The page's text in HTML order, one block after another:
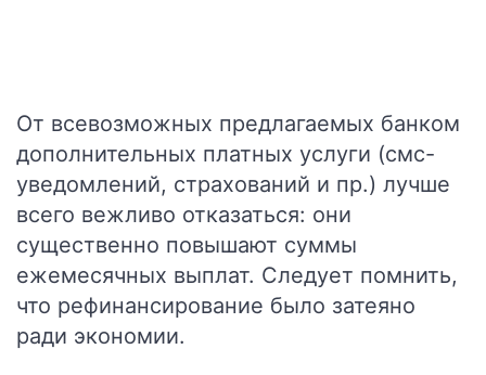
От всевозможных предлагаемых банком
дополнительных платных услуги (смс-
уведомлений, страхований и пр.) лучше
всего вежливо отказаться: они
существенно повышают суммы
ежемесячных выплат. Следует помнить,
что рефинансирование было затеяно
ради экономии.